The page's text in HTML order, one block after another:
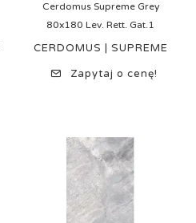
Cerdomus Supreme Grey
80x180 Lev. Rett. Gat.1
CERDOMUS | SUPREME
Zapytaj o cenę!